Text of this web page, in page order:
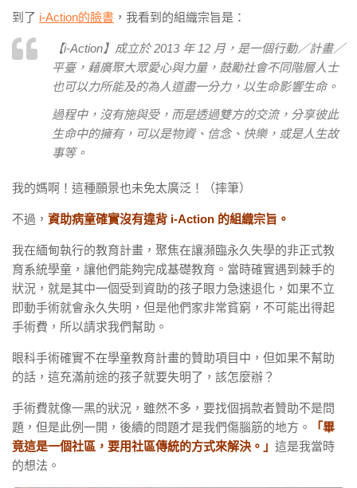
到了 i-Action的臉書 ，我看到的組織宗旨是：
【i-Action】成立於 2013 年 12 月，是一個行動／計畫／
平臺，藉廣聚大眾愛心與力量，鼓勵社會不同階層人士
也可以力所能及的為人道盡一分力，以生命影響生命。
過程中，沒有施與受，而是透過雙方的交流，分享彼此
生命中的擁有，可以是物資、信念、快樂，或是人生故
事等。
我的媽啊！這種願景也未免太廣泛！（摔筆）
不過， 資助病童確實沒有違背 i-Action 的組織宗旨。
我在緬甸執行的教育計畫，聚焦在讓瀕臨永久失學的非正式教
育系統學童，讓他們能夠完成基礎教育。當時確實遇到棘手的
狀況，就是其中一個受到資助的孩子眼力急速退化，如果不立
即動手術就會永久失明，但是他們家非常貧窮，不可能出得起
手術費，所以請求我們幫助。
眼科手術確實不在學童教育計畫的贊助項目中，但如果不幫助
的話，這充滿前途的孩子就要失明了，該怎麼辦？
手術費就像一黑的狀況，雖然不多，要找個捐款者贊助不是問
題，但是此例一開，後續的問題才是我們傷腦筋的地方。
「畢
竟這是一個社區，要用社區傳統的方式來解決。」 這是我當時
的想法。